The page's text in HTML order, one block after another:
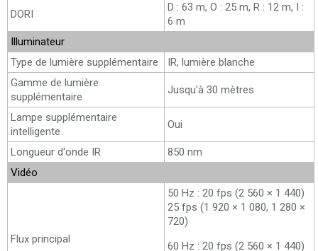
DORI
D : 63 m, O : 25 m, R : 12 m, I :
6 m
Illuminateur
Type de lumière supplémentaire
IR, lumière blanche
Gamme de lumière
supplémentaire
Jusqu'à 30 mètres
Lampe supplémentaire
intelligente
Oui
Longueur d'onde IR
850 nm
Vidéo
Flux principal
50 Hz : 20 fps (2 560 × 1 440)
25 fps (1 920 × 1 080, 1 280 ×
720)
60 Hz : 20 fps (2 560 × 1 440)